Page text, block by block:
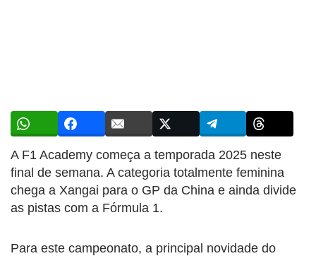
A F1 Academy começa a temporada 2025 neste
final de semana. A categoria totalmente feminina
chega a Xangai para o GP da China e ainda divide
as pistas com a Fórmula 1.
Para este campeonato, a principal novidade do